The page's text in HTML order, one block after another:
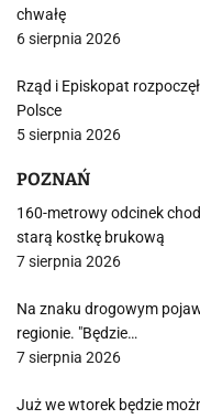
chwałę
6 sierpnia 2026
Rząd i Episkopat
Polsce
5 sierpnia 2026
POZNAŃ
160-metrowy odcinek
starą kostkę brukową
7 sierpnia 2026
Na znaku drogowym
regionie. "Będzie…
7 sierpnia 2026
Już we wtorek będzie